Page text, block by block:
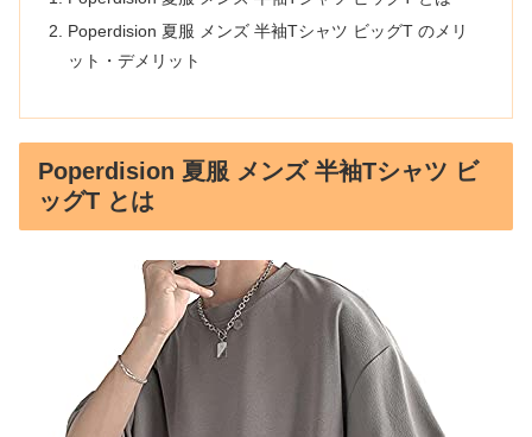
Poperdision 夏服 メンズ 半袖Tシャツ ビッグT のメリ
ット・デメリット
Poperdision 夏服 メンズ 半袖Tシャツ ビ
ッグT とは